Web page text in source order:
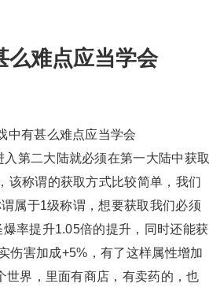
么难点应当学会
中有甚么难点应当学会
第二大陆就必须在第一大陆中获取
该称谓的获取方式比较简单，我们
属于1级称谓，想要获取我们必须
率提升1.05倍的提升，同时还能获
伤害加成+5%，有了这样属性增加
界，里面有商店，有卖药的，也